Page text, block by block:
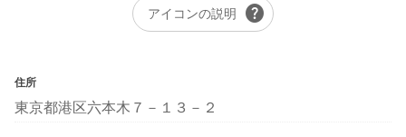
アイコンの説明 help
住所
東京都港区六本木７－１３－２